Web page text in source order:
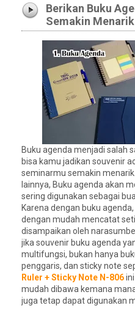
Berikan Buku
Semakin Menarik
Buku agenda menjadi salah
bisa kamu jadikan souvenir
seminarmu semakin
lainnya, Buku agenda akan
sering digunakan sebagai
Karena dengan buku
dengan mudah mencatat
disampaikan oleh
jika souvenir buku agenda
multifungsi, bukan hanya
penggaris, dan sticky note
Ruler + Sticky Note N-806
mudah dibawa kemana
juga tetap dapat digunakan